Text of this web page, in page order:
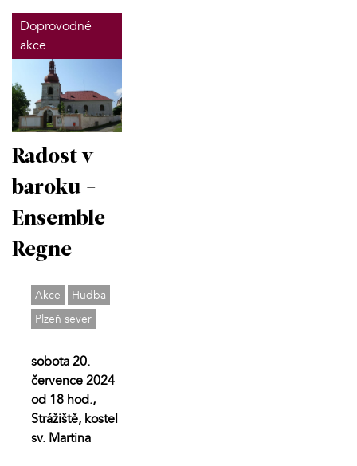
Doprovodné
akce
Radost v
baroku -
Ensemble
Regne
Akce
Hudba
Plzeň sever
sobota 20.
července 2024
od 18 hod.,
Strážiště, kostel
sv. Martina